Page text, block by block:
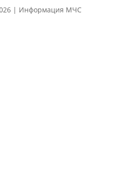
| Информация МЧС